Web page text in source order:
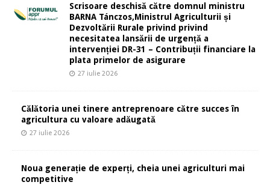
Scrisoare deschisă către domnul ministru
BARNA Tánczos,Ministrul Agriculturii și
Dezvoltării Rurale privind privind
necesitatea lansării de urgență a
intervenției DR-31 – Contribuții financiare la
plata primelor de asigurare
27 iulie 2026
Călătoria unei tinere antreprenoare către succes în
agricultura cu valoare adăugată
27 iulie 2026
Noua generație de experți, cheia unei agriculturi mai
competitive